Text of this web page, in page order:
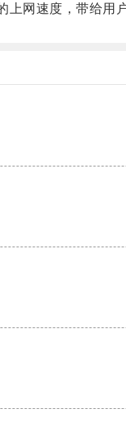
网速度，带给用